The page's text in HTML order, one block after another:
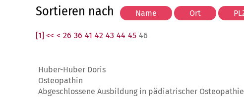
Sortieren nach
[1] << < 26 36 41 42 43 44 45 46
Huber-Huber Doris
Osteopathin
Abgeschlossene Ausbildung in pädiatrischer Osteopathie